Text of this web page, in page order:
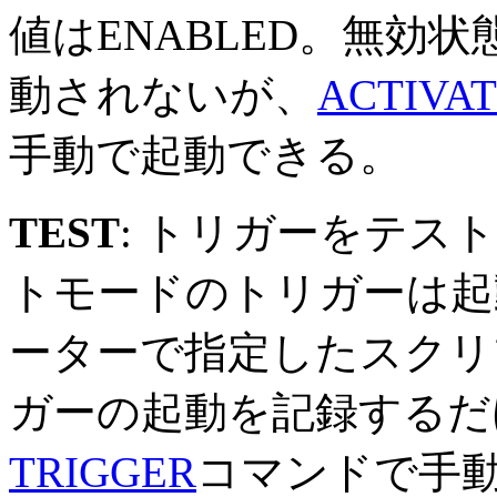
値はENABLED。無効状
動されないが、
手動で起動できる。
TEST: トリガーをテス
トモードのトリガーは
ーターで指定したスク
ガーの起動を記録する
TRIGGERコマンドで手